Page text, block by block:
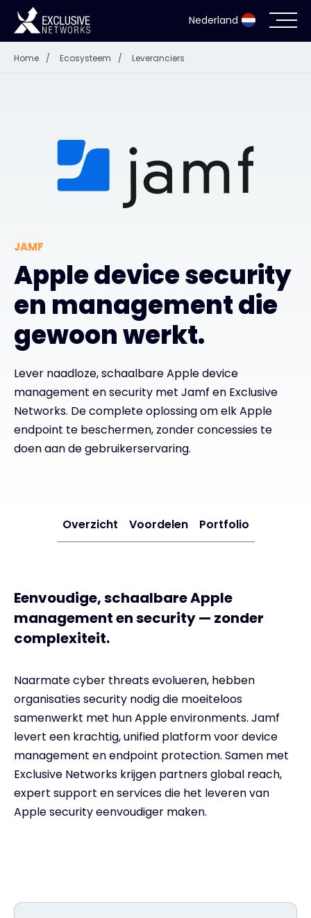
Nederland
Resources
Exclusive Access Inloggen
Exclusive Access - Meer informatie
Neem contact op met
#weareexclusive
Home / Ecosysteem / Leveranciers
JAMF
Apple device security
en management die
gewoon werkt.
Lever naadloze, schaalbare Apple device
management en security met Jamf en Exclusive
Networks. De complete oplossing om elk Apple
endpoint te beschermen, zonder concessies te
doen aan de gebruikerservaring.
Overzicht Voordelen Portfolio
Eenvoudige, schaalbare Apple
management en security — zonder
complexiteit.
Naarmate cyber threats evolueren, hebben
organisaties security nodig die moeiteloos
samenwerkt met hun Apple environments. Jamf
levert een krachtig, unified platform voor device
management en endpoint protection. Samen met
Exclusive Networks krijgen partners global reach,
expert support en services die het leveren van
Apple security eenvoudiger maken.